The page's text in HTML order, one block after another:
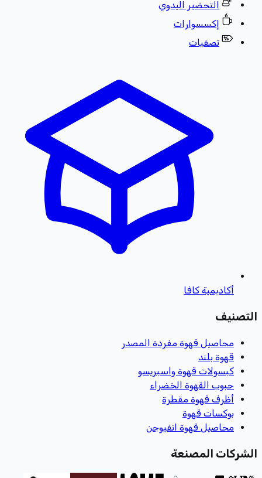
التحضير اليدوي
إكسسوارات
تصفيات
أكاديمية كافا
التصنيف
محاصيل قهوة مفردة المصدر
قهوة بلند
كبسولات قهوة واسبريسو
حبوب القهوة الخضراء
أظرف قهوة مقطرة
بوكسات قهوة
محاصيل قهوة انفيوجن
الشركات المصنعة